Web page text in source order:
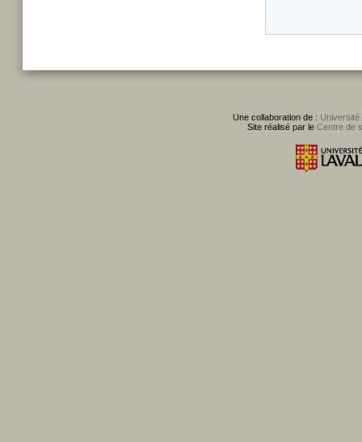
Une collaboration de : Université
Site réalisé par le Centre de